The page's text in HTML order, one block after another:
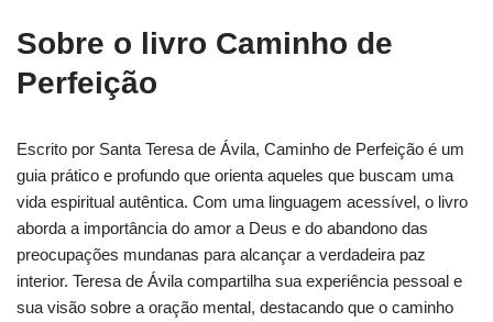
Sobre o livro Caminho de
Perfeição
Escrito por Santa Teresa de Ávila, Caminho de Perfeição é um
guia prático e profundo que orienta aqueles que buscam uma
vida espiritual autêntica. Com uma linguagem acessível, o livro
aborda a importância do amor a Deus e do abandono das
preocupações mundanas para alcançar a verdadeira paz
interior. Teresa de Ávila compartilha sua experiência pessoal e
sua visão sobre a oração mental, destacando que o caminho